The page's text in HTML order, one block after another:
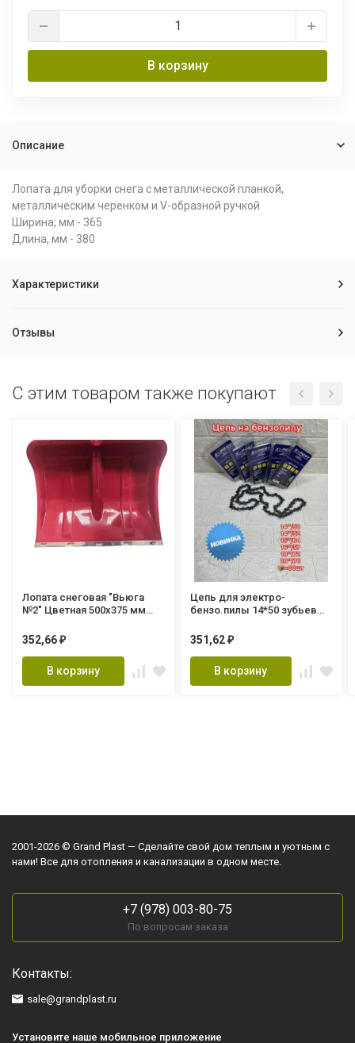
В корзину
Описание
Лопата для уборки снега с металлической планкой,
металлическим черенком и V-образной ручкой
Ширина, мм - 365
Длина, мм - 380
Характеристики
Отзывы
C этим товаром также покупают
Лопата снеговая "Вьюга
№2" Цветная 500х375 мм
352,66 ₽
В корзину
Цепь для электро-
бензо.пилы 14*50 зубьев
351,62 ₽
В корзину
2001-2026 © Grand Plast — Сделайте свой дом теплым и уютным с
нами! Все для отопления и канализации в одном месте.
+7 (978) 003-80-75
По вопросам заказа
Контакты:
sale@grandplast.ru
Установите наше мобильное приложение